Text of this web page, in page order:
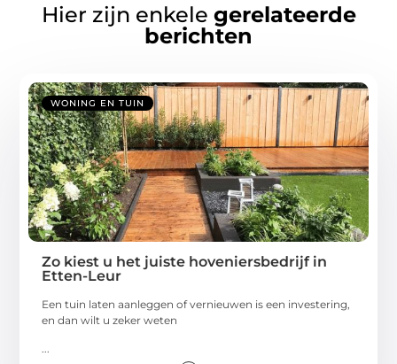
Hier zijn enkele gerelateerde
berichten
WONING EN TUIN
Zo kiest u het juiste hoveniersbedrijf in
Etten-Leur
Een tuin laten aanleggen of vernieuwen is een investering,
en dan wilt u zeker weten
...